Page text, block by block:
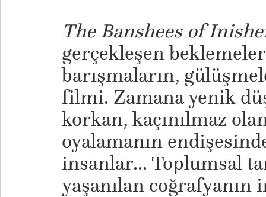
The Banshees of
gerçekleşen
barışmaların,
filmi. Zamana yenik
korkan, kaçınılmaz
oyalamanın
insanlar... Toplumsal
yaşanılan coğrafyanın